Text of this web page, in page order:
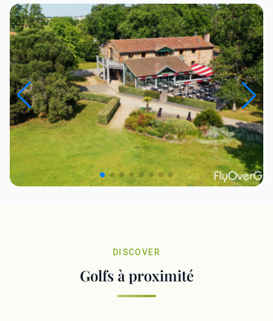
DISCOVER
Golfs à proximité